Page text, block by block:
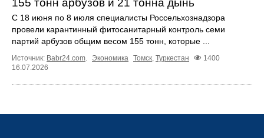
155 тонн арбузов и 21 тонна дынь
С 18 июня по 8 июля специалисты Россельхознадзора
провели карантинный фитосанитарный контроль семи
партий арбузов общим весом 155 тонн, которые ...
Источник: Babr24.com. Экономика Томск, Туркестан
1400
16.07.2026